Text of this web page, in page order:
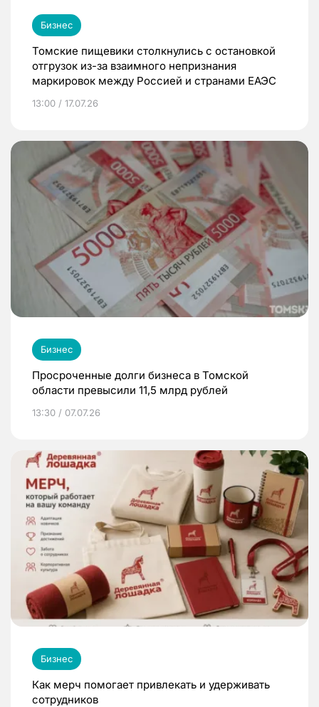
Бизнес
Томские пищевики столкнулись с остановкой
отгрузок из-за взаимного непризнания
маркировок между Россией и странами ЕАЭС
13:00 / 17.07.26
Бизнес
Просроченные долги бизнеса в Томской
области превысили 11,5 млрд рублей
13:30 / 07.07.26
Бизнес
Как мерч помогает привлекать и удерживать
сотрудников